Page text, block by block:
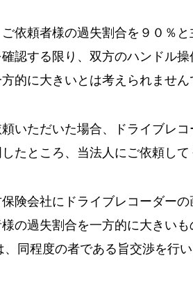
ご依頼者様の過失割合を９０％
認する限り、双方のハンドル
的に大きいとは考えられません
いただいた場合、ドライブレ
たところ、当法人にご依頼して
険会社にドライブレコーダー
の過失割合を一方的に大きいも
同程度の者である旨交渉を行い